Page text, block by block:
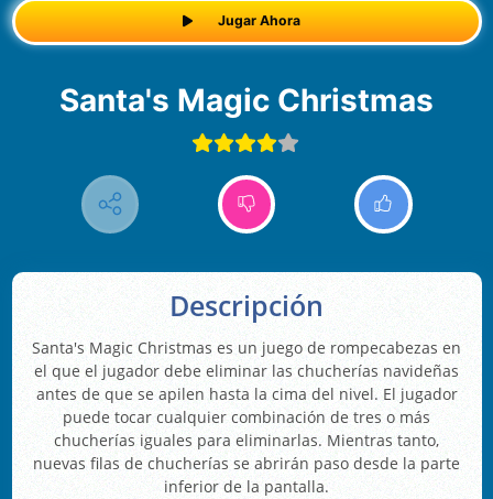
Jugar Ahora
Santa's Magic Christmas
Descripción
Santa's Magic Christmas es un juego de rompecabezas en
el que el jugador debe eliminar las chucherías navideñas
antes de que se apilen hasta la cima del nivel. El jugador
puede tocar cualquier combinación de tres o más
chucherías iguales para eliminarlas. Mientras tanto,
nuevas filas de chucherías se abrirán paso desde la parte
inferior de la pantalla.